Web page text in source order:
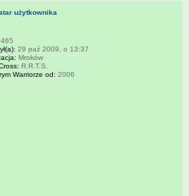
465
29 paź 2009, o 13:37
Mroków
R.R.T.S.
Warriorze od: 2006